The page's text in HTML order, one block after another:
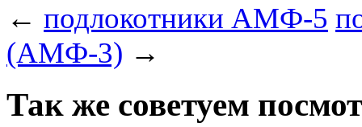
← подлокотники АМФ-5
(АМФ-3) →
Так же советуем